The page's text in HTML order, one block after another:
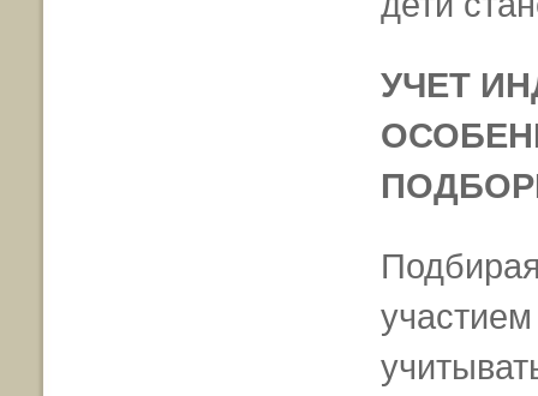
УЧЕТ